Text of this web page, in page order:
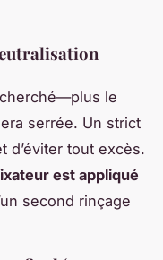
le
serrée. Un strict
d’éviter tout excès.
est appliqué
second rinçage